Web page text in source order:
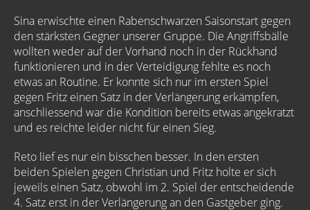
Sina erwischte einen Rabenschwarzen Saisonstart gegen
den stärksten Gegner unserer Gruppe. Die Angriffsbälle
wollten weder auf der Vorhand noch in der Rückhand
funktionieren und in der Verteidigung fehlte es noch
etwas an Routine. Er konnte sich nur im ersten Spiel
gegen Fritz einen Satz in der Verlängerung erkämpfen,
anschliessend war die Kondition bereits etwas angekratzt
und es reichte leider nicht für einen Sieg.
Reto lief es nur ein bisschen besser. In den ersten
beiden Spielen gegen Christian und Fritz holte er sich
jeweils einen Satz, obwohl im 2. Spiel der entscheidende
4. Satz erst in der Verlängerung an den Gastgeber ging.